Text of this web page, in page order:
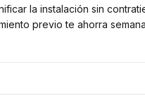
la instalación sin
previo te ahorra